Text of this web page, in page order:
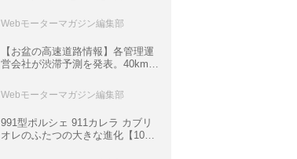
ーカークロニクル・完全版／
113】
Webモーターマガジン編集部
【お盆の高速道路情報】各管理運
営会社が渋滞予測を発表。40km以
数ある
Webモーターマガジン編集部
991型ポルシェ 911カレラ カブリ
オレのふたつの大きな進化【10年